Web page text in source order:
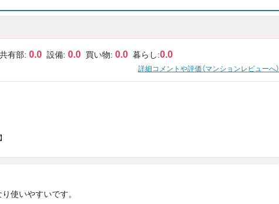
共有部: 0.0 設備: 0.0 買い物: 0.0 暮らし:0.0
詳細コメントや評価（マンションレビューへ）
使いやすいです。